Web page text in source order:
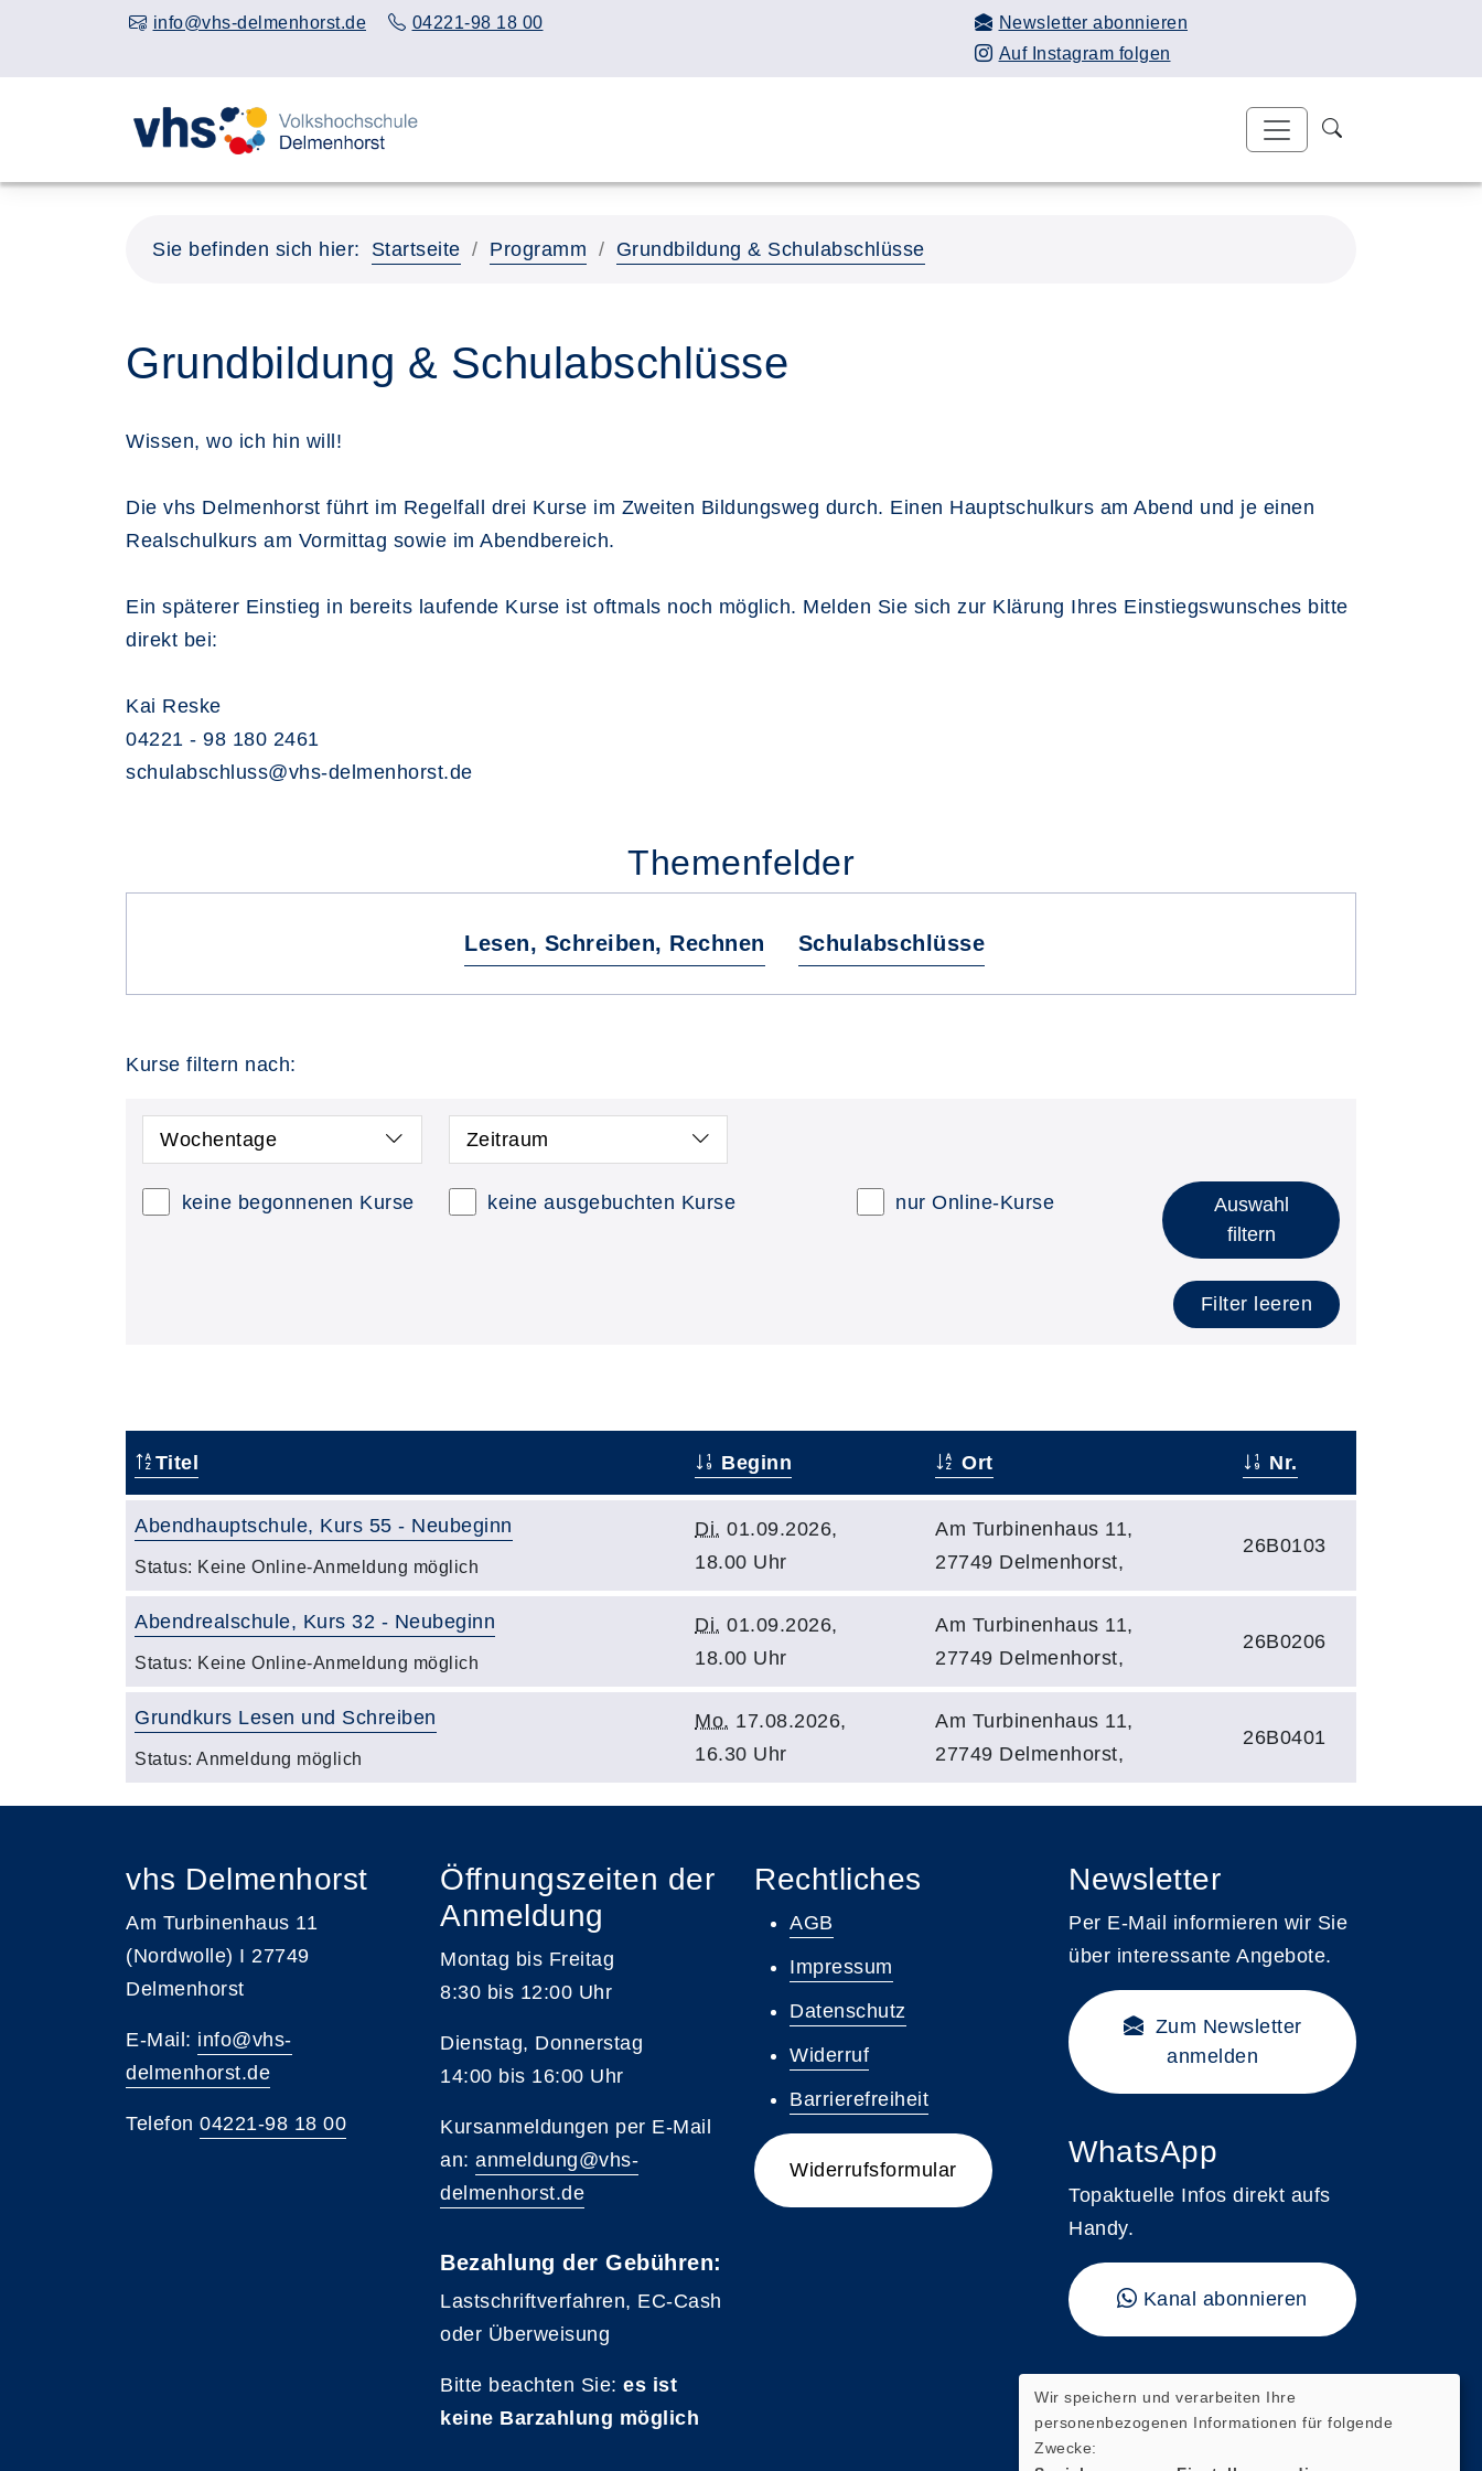
info@vhs-delmenhorst.de 04221-98 18 00
Newsletter abonnieren
Auf Instagram folgen
Sie befinden sich hier: Startseite Programm Grundbildung & Schulabschlüsse
Grundbildung & Schulabschlüsse
Wissen, wo ich hin will!
Die vhs Delmenhorst führt im Regelfall drei Kurse im Zweiten Bildungsweg durch. Einen Hauptschulkurs am Abend und je einen
Realschulkurs am Vormittag sowie im Abendbereich.
Ein späterer Einstieg in bereits laufende Kurse ist oftmals noch möglich. Melden Sie sich zur Klärung Ihres Einstiegswunsches bitte
direkt bei:
Kai Reske
04221 - 98 180 2461
schulabschluss@vhs-delmenhorst.de
Themenfelder
Lesen, Schreiben, Rechnen Schulabschlüsse
Kurse filtern nach:
Wochentage Zeitraum
keine begonnenen Kurse keine ausgebuchten Kurse nur Online-Kurse
Auswahl
filtern
Filter leeren
Titel Beginn Ort Nr.
Abendhauptschule, Kurs 55 - Neubeginn
Status: Keine Online-Anmeldung möglich
Di. 01.09.2026,
18.00 Uhr
Am Turbinenhaus 11,
27749 Delmenhorst,
26B0103
Abendrealschule, Kurs 32 - Neubeginn
Status: Keine Online-Anmeldung möglich
Di. 01.09.2026,
18.00 Uhr
Am Turbinenhaus 11,
27749 Delmenhorst,
26B0206
Grundkurs Lesen und Schreiben
Status: Anmeldung möglich
Mo. 17.08.2026,
16.30 Uhr
Am Turbinenhaus 11,
27749 Delmenhorst,
26B0401
vhs Delmenhorst
Am Turbinenhaus 11
(Nordwolle) I 27749
Delmenhorst
E-Mail: info@vhs-
delmenhorst.de
Telefon 04221-98 18 00
Öffnungszeiten der
Anmeldung
Montag bis Freitag
8:30 bis 12:00 Uhr
Dienstag, Donnerstag
14:00 bis 16:00 Uhr
Kursanmeldungen per E-Mail
an: anmeldung@vhs-
delmenhorst.de
Bezahlung der Gebühren:
Lastschriftverfahren, EC-Cash
oder Überweisung
Bitte beachten Sie: es ist
keine Barzahlung möglich
Rechtliches
AGB
Impressum
Datenschutz
Widerruf
Barrierefreiheit
Widerrufsformular
Newsletter
Per E-Mail informieren wir Sie
über interessante Angebote.
Zum Newsletter
anmelden
WhatsApp
Topaktuelle Infos direkt aufs
Handy.
Kanal abonnieren
"vhs kompakt"
Hier finden Sie unser aktuelles
Wir speichern und verarbeiten Ihre
personenbezogenen Informationen für folgende
Zwecke: